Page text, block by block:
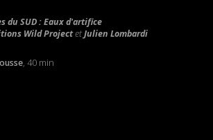
du SUD : Eaux d'artifice
Wild ProjectetJulien Lombardi
, 40 min